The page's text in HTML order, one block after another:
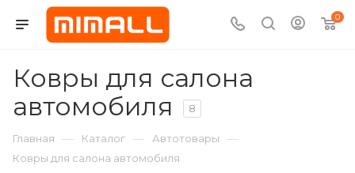
0
Ковры для салона
автомобиля
8
Главная — Каталог — Автотовары —
Ковры для салона автомобиля